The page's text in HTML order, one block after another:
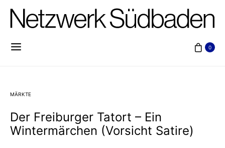
0
MÄRKTE
Der Freiburger Tatort – Ein
Wintermärchen (Vorsicht Satire)